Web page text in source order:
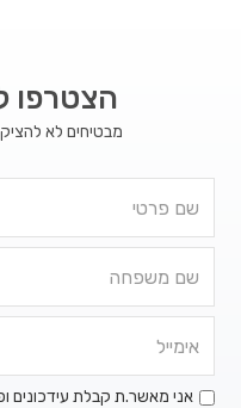
הצטרפו
מבטיחים לא להציק
אני מאשר.ת קבלת עידכונים